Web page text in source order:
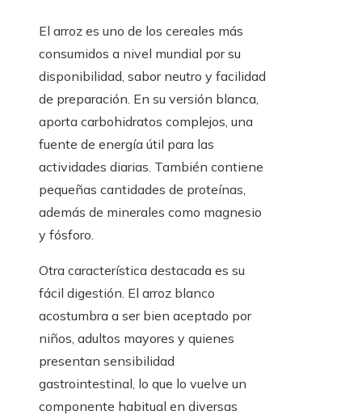
El arroz es uno de los cereales más
consumidos a nivel mundial por su
disponibilidad, sabor neutro y facilidad
de preparación. En su versión blanca,
aporta carbohidratos complejos, una
fuente de energía útil para las
actividades diarias. También contiene
pequeñas cantidades de proteínas,
además de minerales como magnesio
y fósforo.
Otra característica destacada es su
fácil digestión. El arroz blanco
acostumbra a ser bien aceptado por
niños, adultos mayores y quienes
presentan sensibilidad
gastrointestinal, lo que lo vuelve un
componente habitual en diversas